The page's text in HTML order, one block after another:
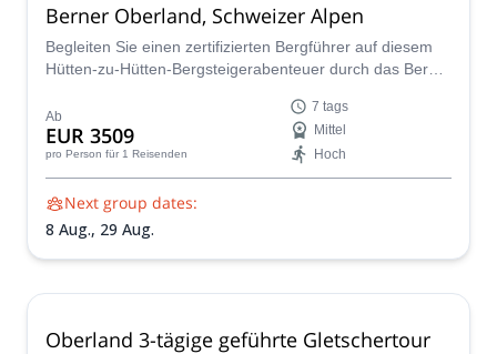
Berner Oberland, Schweizer Alpen
Begleiten Sie einen zertifizierten Bergführer auf diesem
Hütten-zu-Hütten-Bergsteigerabenteuer durch das Berner
die berühmte Jungfrau und der Mönch
Ab
EUR 3509
pro Person für 1 Reisenden
7 tags
Mittel
Hoch
Next group dates:
8 Aug., 29 Aug.
Oberland 3-tägige geführte Gletschertour